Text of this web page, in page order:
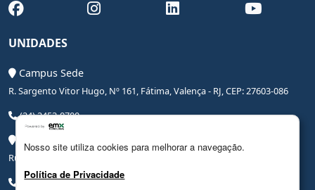
UNIDADES
Campus Sede
R. Sargento Vitor Hugo, Nº 161, Fátima, Valença - RJ, CEP: 27603-086
(24) 2453-0700
Rua Coronel Leite Pinto, Nº 20, Centro, Valença - RJ, CEP: 27600-000
(24) 3206-0090
Nosso site utiliza cookies para melhorar a navegação.
Política de Privacidade